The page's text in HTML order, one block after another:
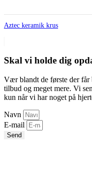
Aztec keramik krus
Skal vi holde dig
Vær blandt de første der får
tilbud og meget mere. Vi
kun når vi har noget på
Navn
E-mail
Send